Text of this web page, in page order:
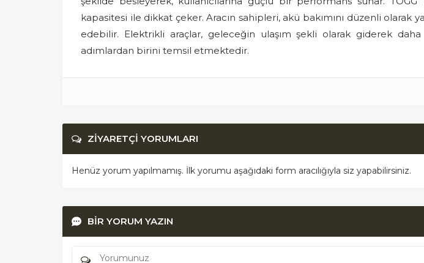
kapasitesi ile dikkat çeker. Aracın sahipleri, akü bakımını düzenli
edebilir. Elektrikli araçlar, geleceğin ulaşım şekli olarak giderek
adımlardan birini temsil etmektedir.
ZİYARETÇİ YORUMLARI
Henüz yorum yapılmamış. İlk yorumu aşağıdaki form aracılığıyla siz yapabilirsiniz.
BİR YORUM YAZIN